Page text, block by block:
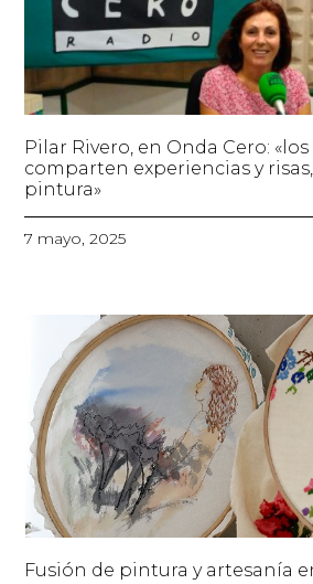
Pilar Rivero, en Onda Cero:
comparten experiencias y
pintura»
7 mayo, 2025
Fusión de pintura y artesanía